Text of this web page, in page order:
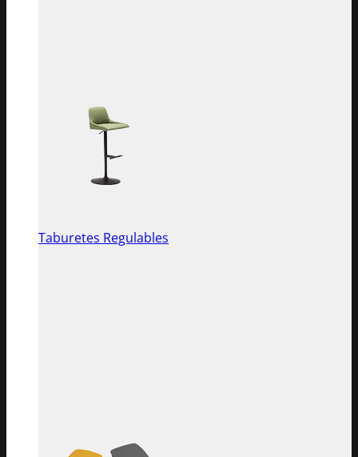
Taburetes Regulables